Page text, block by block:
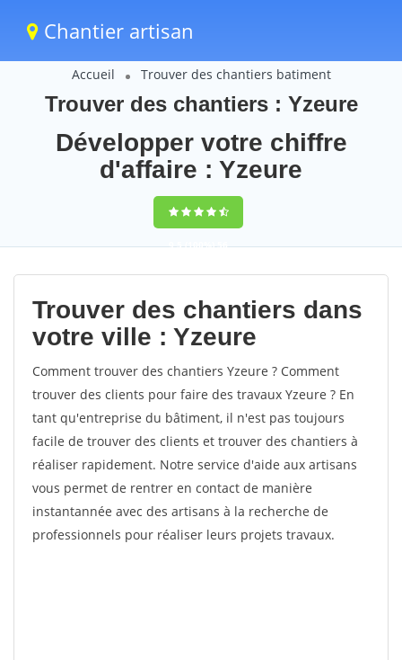
Chantier artisan
Accueil Trouver des chantiers batiment
Trouver des chantiers : Yzeure
Développer votre chiffre
d'affaire : Yzeure
9,5(100%)56
votes
Trouver des chantiers dans
votre ville : Yzeure
Comment trouver des chantiers Yzeure ? Comment
trouver des clients pour faire des travaux Yzeure ? En
tant qu'entreprise du bâtiment, il n'est pas toujours
facile de trouver des clients et trouver des chantiers à
réaliser rapidement. Notre service d'aide aux artisans
vous permet de rentrer en contact de manière
instantannée avec des artisans à la recherche de
professionnels pour réaliser leurs projets travaux.